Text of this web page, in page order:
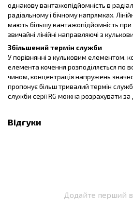
однакову вантажопідйомність в
радіальному і бічному напрямках.
мають більшу вантажопідйомність
звичайні лінійні направляючі з
Збільшений термін служби
У порівнянні з кульковим елементом,
елемента кочення розподіляється по
чином, концентрація напружень
пропонує більш тривалий термін
служби серії RG можна розрахувати
Відгуки
Додайте перший